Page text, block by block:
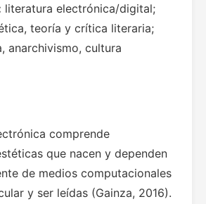
literatura electrónica/digital;
teoría y crítica literaria;
anarchivismo, cultura
comprende
que nacen y dependen
de medios computacionales
y ser leídas (Gainza, 2016).